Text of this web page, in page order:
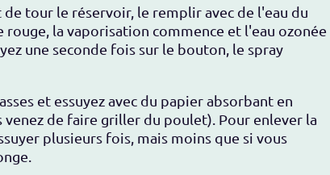
tour le réservoir, le remplir avec de l'eau du
la vaporisation commence et l'eau ozonée
une seconde fois sur le bouton, le spray
et essuyez avec du papier absorbant en
venez de faire griller du poulet). Pour enlever la
plusieurs fois, mais moins que si vous